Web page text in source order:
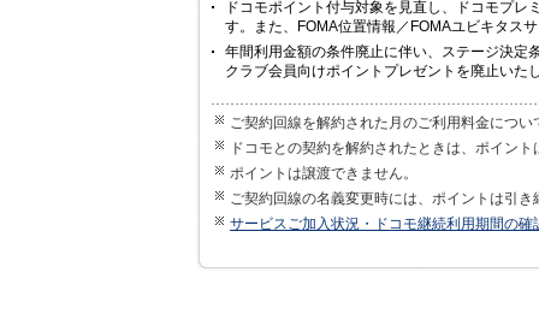
ドコモポイント付与対象を見直し、ドコモプ
す。また、FOMA位置情報／FOMAユビキタス
年間利用金額の条件廃止に伴い、ステージ決
クラブ会員向けポイントプレゼントを廃止いた
ご契約回線を解約された月のご利用料金につ
ドコモとの契約を解約されたときは、ポイン
ポイントは譲渡できません。
ご契約回線の名義変更時には、ポイントは引き
サービスご加入状況・ドコモ継続利用期間の確